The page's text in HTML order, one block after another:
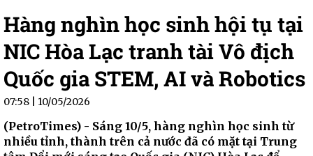
Hàng nghìn học sinh hội tụ tại
NIC Hòa Lạc tranh tài Vô địch
Quốc gia STEM, AI và Robotics
07:58 | 10/05/2026
(PetroTimes) - Sáng 10/5, hàng nghìn học sinh từ
nhiều tỉnh, thành trên cả nước đã có mặt tại Trung